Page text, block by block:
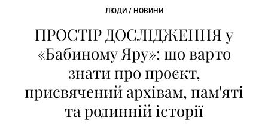
ЛЮДИ / НОВИНИ
ПРОСТІР ДОСЛІДЖЕННЯ у
«Бабиному Яру»: що варто
знати про проєкт,
присвячений архівам, пам'яті
та родинній історії